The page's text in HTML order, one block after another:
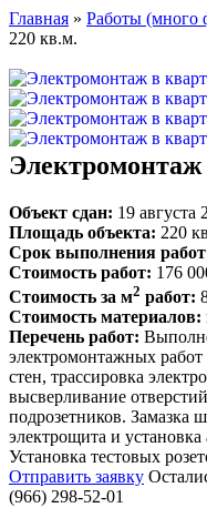
Главная » Работы (много
220 кв.м.
Электромонтаж
Объект сдан: 19 августа
Площадь объекта: 220
Срок выполнения
Стоимость работ: 176
Стоимость за м2 работ:
Стоимость материалов:
Перечень работ:
электромонтажных
стен, трассировка
высверливание
подрозетников. Замазка
электрощита и
Установка тестовых
Отправить заявку
(966) 298-52-01